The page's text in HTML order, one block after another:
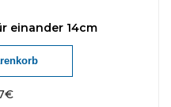
einander 14cm
€